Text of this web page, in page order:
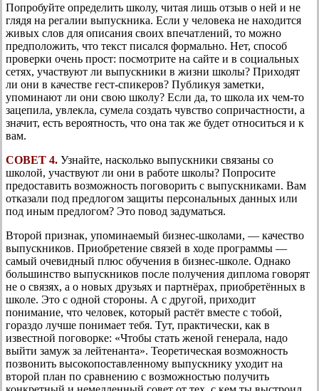
Попробуйте определить школу, читая лишь отзыв о ней и не
глядя на регалии выпускника. Если у человека не находится
живых слов для описания своих впечатлений, то можно
предположить, что текст писался формально. Нет, способ
проверки очень прост: посмотрите на сайте и в социальных
сетях, участвуют ли выпускники в жизни школы? Приходят
ли они в качестве гест-спикеров? Публикуя заметки,
упоминают ли они свою школу? Если да, то школа их чем-то
зацепила, увлекла, сумела создать чувство сопричастности, а
значит, есть вероятность, что она так же будет относиться и к
вам.
СОВЕТ 4. Узнайте, насколько выпускники связаны со
школой, участвуют ли они в работе школы? Попросите
предоставить возможность поговорить с выпускниками. Вам
отказали под предлогом защиты персональных данных или
под иным предлогом? Это повод задуматься.
Второй признак, упоминаемый бизнес-школами, — качество
выпускников. Приобретение связей в ходе программы —
самый очевидный плюс обучения в бизнес-школе. Однако
большинство выпускников после получения диплома говорят
не о связях, а о новых друзьях и партнёрах, приобретённых в
школе. Это с одной стороны. А с другой, приходит
понимание, что человек, который растёт вместе с тобой,
гораздо лучше понимает тебя. Тут, практически, как в
известной поговорке: «Чтобы стать женой генерала, надо
выйти замуж за лейтенанта». Теоретическая возможность
позвонить высокопоставленному выпускнику уходит на
второй план по сравнению с возможностью получить